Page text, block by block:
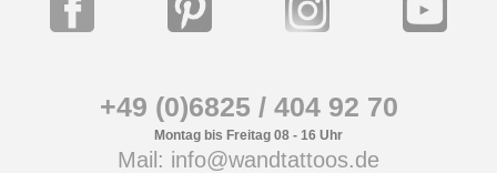
+49 (0)6825 / 404 92 70
Montag bis Freitag 08 - 16 Uhr
Mail: info@wandtattoos.de